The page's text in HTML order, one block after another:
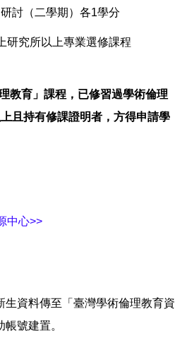
討（二學期）各1學分
上研究所以上專業選修課程
教育」課程，已修習過學術倫理
且持有修課證明者，方得申請學
中心>>
生資料傳至「臺灣學術倫理教育資
號建置。